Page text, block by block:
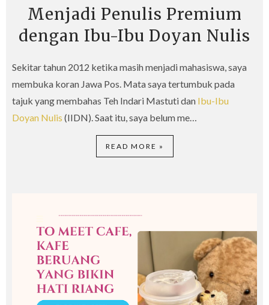
Menjadi Penulis Premium
dengan Ibu-Ibu Doyan Nulis
Sekitar tahun 2012 ketika masih menjadi mahasiswa, saya
membuka koran Jawa Pos. Mata saya tertumbuk pada
tajuk yang membahas Teh Indari Mastuti dan Ibu-Ibu
Doyan Nulis (IIDN). Saat itu, saya belum me…
READ MORE »